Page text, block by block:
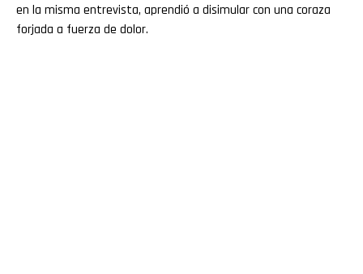
en la misma entrevista, aprendió a disimular con una coraza
forjada a fuerza de dolor.